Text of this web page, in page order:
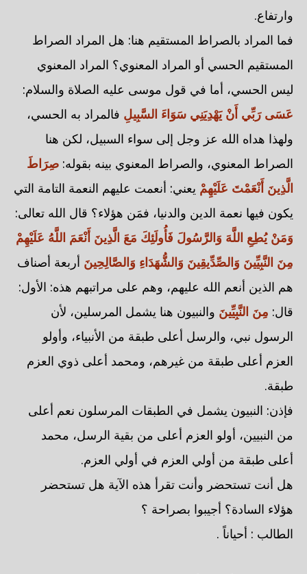
وارتفاع.
فما المراد بالصراط المستقيم هنا: هل المراد الصراط
المستقيم الحسي أو المراد المعنوي؟ المراد المعنوي
ليس الحسي، أما في قول موسى عليه الصلاة والسلام:
عَسَى رَبِّي أَنْ يَهْدِيَنِي سَوَاءَ السَّبِيلِ فالمراد به الحسي،
ولهذا هداه الله عز وجل إلى سواء السبيل، لكن هنا
الصراط المعنوي، والصراط المعنوي بينه بقوله: صِرَاطَ
الَّذِينَ أَنْعَمْتَ عَلَيْهِمْ يعني: أنعمت عليهم النعمة التامة التي
يكون فيها نعمة الدين والدنيا، فمَن هؤلاء؟ قال الله تعالى:
وَمَنْ يُطِعِ اللَّهَ وَالرَّسُولَ فَأُولَئِكَ مَعَ الَّذِينَ أَنْعَمَ اللَّهُ عَلَيْهِمْ
مِنَ النَّبِيِّينَ وَالصِّدِّيقِينَ وَالشُّهَدَاءِ وَالصَّالِحِينَ أربعة أصناف
هم الذين أنعم الله عليهم، وهم على مراتبهم هذه: الأول:
قال: مِنَ النَّبِيِّينَ والنبيون هنا يشمل المرسلين، لأن
الرسول نبي، والرسل أعلى طبقة من الأنبياء، وأولو
العزم أعلى طبقة من غيرهم، ومحمد أعلى ذوي العزم
طبقة.
فإذن: النبيون يشمل في الطبقات المرسلون نعم أعلى
من النبيين، أولو العزم أعلى من بقية الرسل، محمد
أعلى طبقة من أولي العزم في أولي العزم.
هل أنت تستحضر وأنت تقرأ هذه الآية هل تستحضر
هؤلاء السادة؟ أجيبوا بصراحة ؟
الطالب : أحياناً .